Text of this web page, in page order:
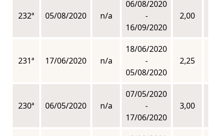
232ª 05/08/2020 n/a
06/08/2020
-
16/09/2020
2,00
231ª 17/06/2020 n/a
18/06/2020
-
05/08/2020
2,25
230ª 06/05/2020 n/a
07/05/2020
-
17/06/2020
3,00